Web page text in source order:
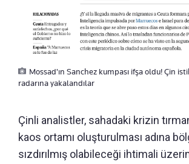
Mossad'ın Sanchez kumpası ifşa oldu! Çin
radarına yakalandılar
Çinli analistler, sahadaki krizin
kaos ortamı oluşturulması adına
sızdırılmış olabileceği ihtimali